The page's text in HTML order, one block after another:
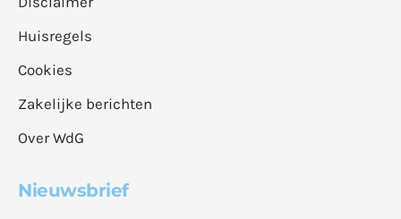
Huisregels
Cookies
Zakelijke berichten
Over WdG
Nieuwsbrief